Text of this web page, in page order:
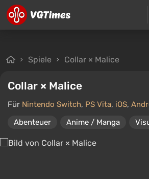
Spiele Collar × Malice
Collar × Malice
Für Nintendo Switch, PS Vita, iOS,
Abenteuer
Anime / Manga